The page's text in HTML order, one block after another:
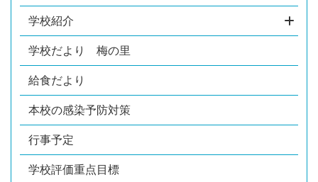
学校紹介
学校だより 梅の里
給食だより
本校の感染予防対策
行事予定
学校評価重点目標